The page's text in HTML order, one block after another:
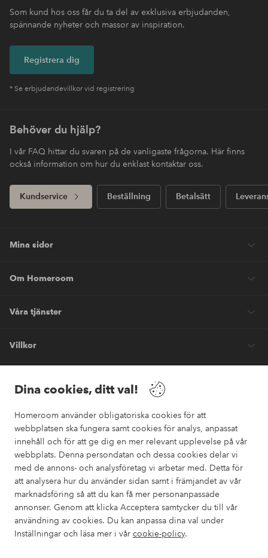
Dina cookies, ditt val!
Homeroom använder obligatoriska cookies för att
webbplatsen ska fungera samt cookies för analys, anpassat
innehåll och för att ge dig en mer relevant upplevelse på vår
webbplats. Denna persondatan och dessa cookies delar vi
med de annons- och analysföretag vi arbetar med. Detta för
att analysera hur du använder sidan samt i främjandet av vår
marknadsföring så att du kan få mer personanpassade
annonser. Genom att klicka Acceptera samtycker du till vår
användning av cookies. Du kan anpassa dina val under
Inställningar och läsa mer i vår cookie-policy.
Som kund hos oss får du ta del av exklusiva erbjudanden,
spännande nyheter och massor av inspiration.
Registrera dig
* Se erbjudandevillkor vid registrering
Behöver du hjälp?
I vår FAQ hittar du svaren på de vanligaste frågorna. Här finns
också information om hur du enklast kontaktar oss.
Kundservice Beställning Betalsätt
Mina sidor
Om Homeroom
Våra tjänster
Villkor
Säkra betalningar
Vill du veta mer om våra betalalternativ ?
elpy